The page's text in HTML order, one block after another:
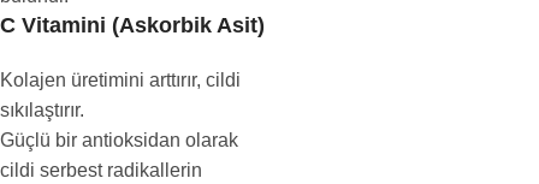
C Vitamini (Askorbik Asit)
Kolajen üretimini arttırır, cildi
sıkılaştırır.
Güçlü bir antioksidan olarak
cildi serbest radikallerin